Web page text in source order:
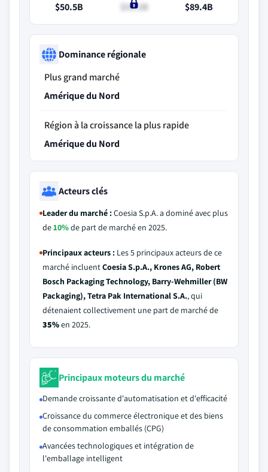
$50.5B
$53.2B
$89.4B
Dominance régionale
Plus grand marché
Amérique du Nord
Région à la croissance la plus rapide
Amérique du Nord
Acteurs clés
Leader du marché :Coesia S.p.A. a dominé avec plus
de10%de part de marché en 2025.
Principaux acteurs : Les 5 principaux acteurs de ce
marché incluentCoesia S.p.A., Krones AG, Robert
Bosch Packaging Technology, Barry-Wehmiller (BW
Packaging), Tetra Pak International S.A., qui
détenaient collectivement une part de marché de
35%en 2025.
Principaux moteurs du marché
Demande croissante d'automatisation et d'efficacité
Croissance du commerce électronique et des biens
de consommation emballés (CPG)
Avancées technologiques et intégration de
l'emballage intelligent